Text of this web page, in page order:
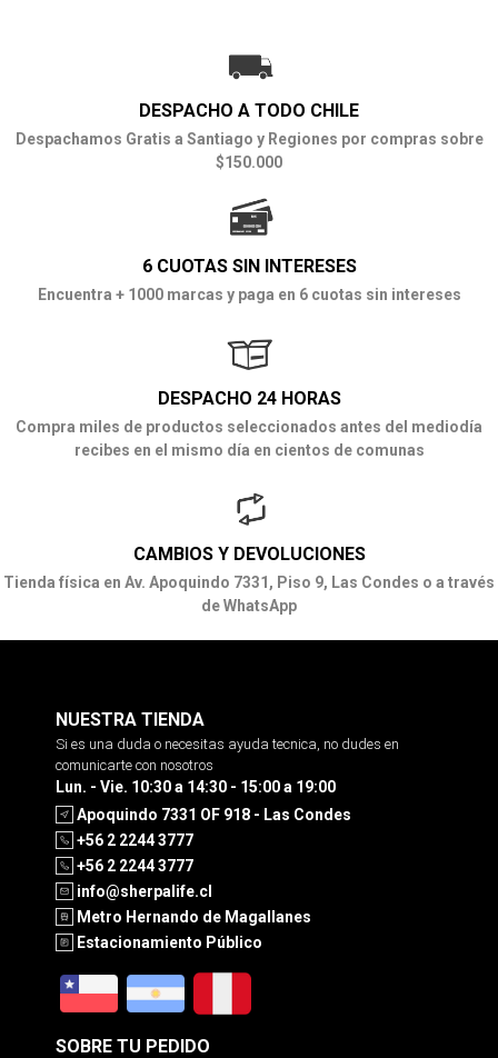
DESPACHO A TODO CHILE
Despachamos Gratis a Santiago y Regiones por compras sobre
$150.000
6 CUOTAS SIN INTERESES
Encuentra + 1000 marcas y paga en 6 cuotas sin intereses
DESPACHO 24 HORAS
Compra miles de productos seleccionados antes del mediodía
recibes en el mismo día en cientos de comunas
CAMBIOS Y DEVOLUCIONES
Tienda física en Av. Apoquindo 7331, Piso 9, Las Condes o a través
de WhatsApp
NUESTRA TIENDA
Si es una duda o necesitas ayuda tecnica, no dudes en
comunicarte con nosotros
Lun. - Vie. 10:30 a 14:30 - 15:00 a 19:00
Apoquindo 7331 OF 918 - Las Condes
+56 2 2244 3777
+56 2 2244 3777
info@sherpalife.cl
Metro Hernando de Magallanes
Estacionamiento Público
SOBRE TU PEDIDO